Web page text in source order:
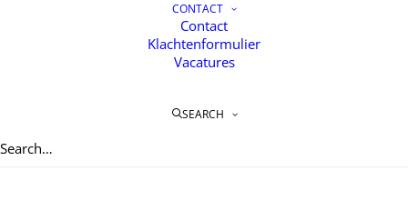
CONTACT
Contact
Klachtenformulier
Vacatures
SEARCH
OVER ONS
Lorem ipsum dolor sit amet, consectetur adipisicing